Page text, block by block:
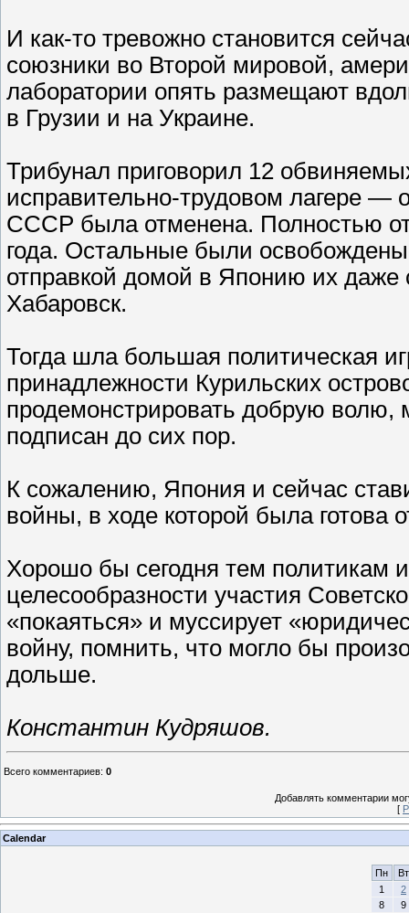
И как-то тревожно становится
союзники во Второй мировой,
лаборатории опять размещают
в Грузии и на Украине.
Трибунал приговорил 12
исправительно-трудовом лагере —
СССР была отменена. Полностью
года. Остальные были
отправкой домой в Японию их даже
Хабаровск.
Тогда шла большая политическая
принадлежности Курильских
продемонстрировать добрую
подписан до сих пор.
К сожалению, Япония и сейчас
войны, в ходе которой была готова
Хорошо бы сегодня тем политикам
целесообразности участия
«покаяться» и муссирует
войну, помнить, что могло бы
дольше.
Константин Кудряшов.
Всего комментариев: 0
Добавлять комментарии
[
Calendar
Пн
Вт
1
2
8
9